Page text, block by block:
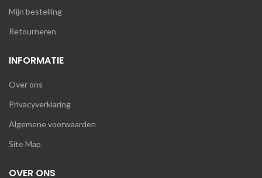
Mijn bestelling
Retourneren
INFORMATIE
Over ons
Privacyverklaring
Algemene voorwaarden
Site Map
OVER ONS